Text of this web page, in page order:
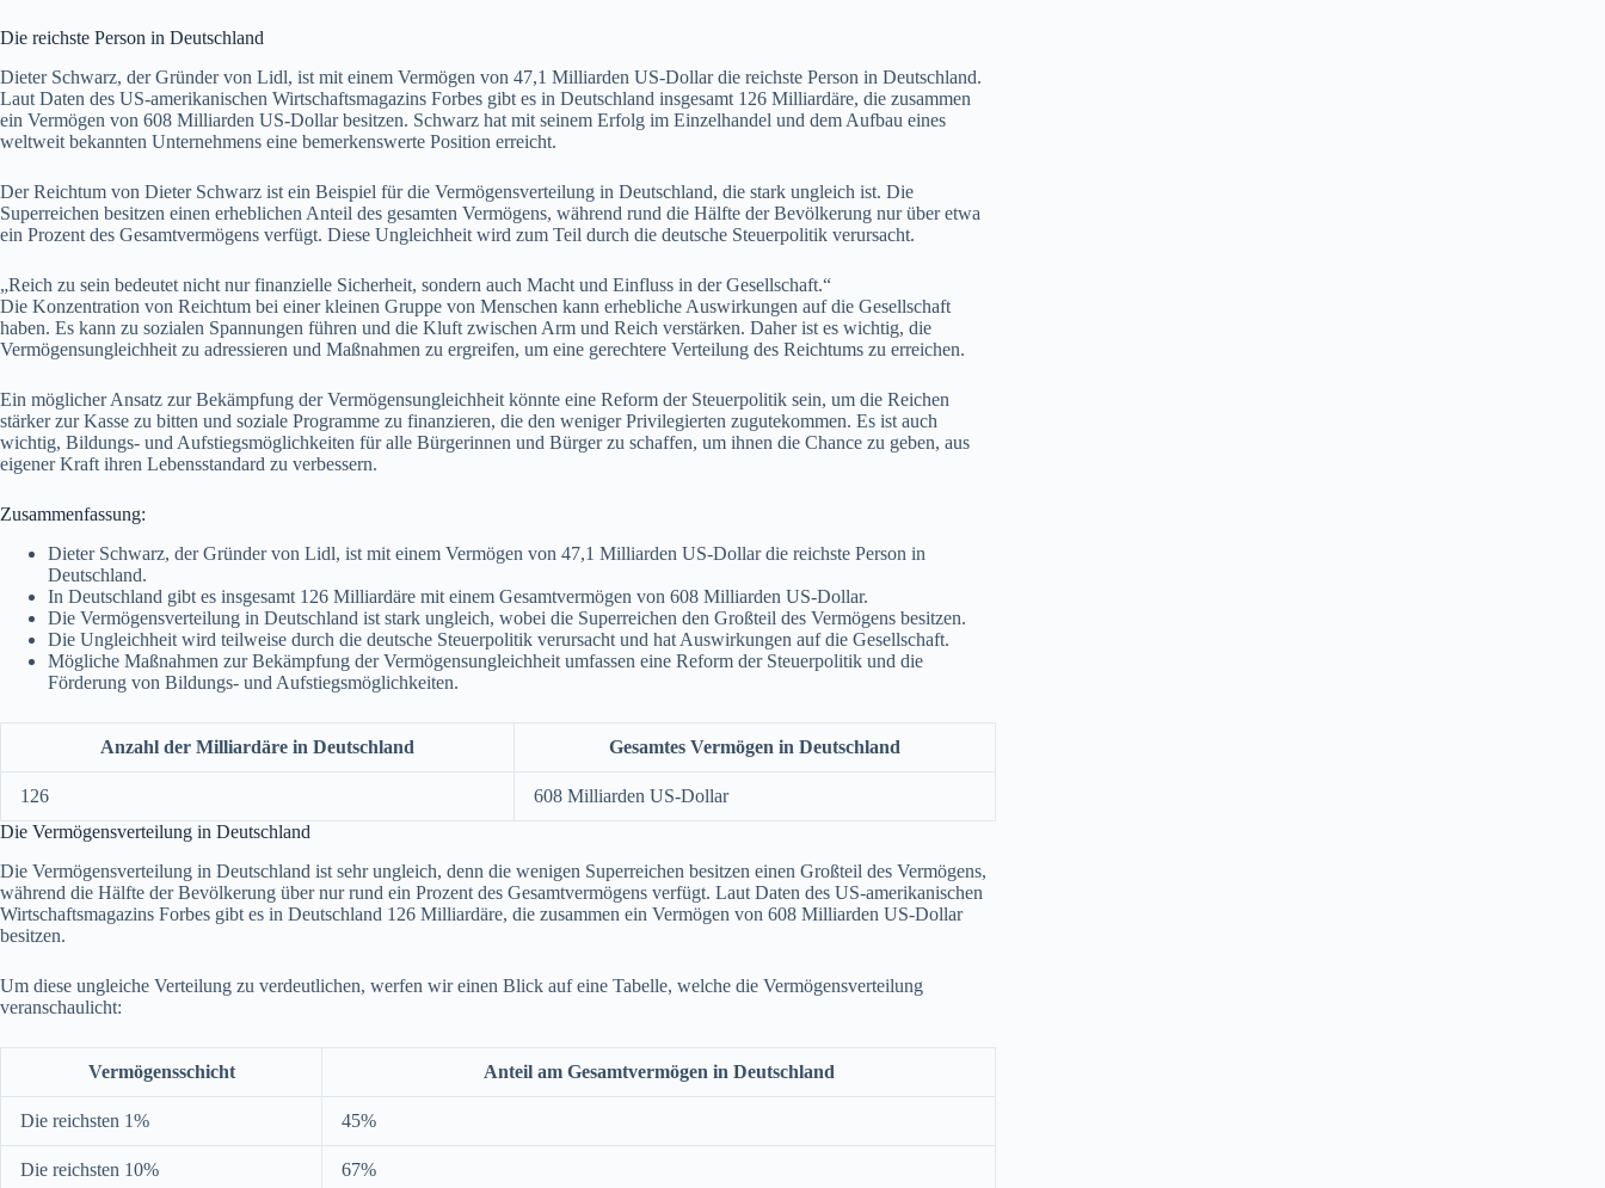
Die reichste Person in Deutschland
Dieter Schwarz, der Gründer von Lidl, ist mit einem Vermögen von 47,1 Milliarden US-Dollar die reichste Person in Deutschland.
Laut Daten des US-amerikanischen Wirtschaftsmagazins Forbes gibt es in Deutschland insgesamt 126 Milliardäre, die zusammen
ein Vermögen von 608 Milliarden US-Dollar besitzen. Schwarz hat mit seinem Erfolg im Einzelhandel und dem Aufbau eines
weltweit bekannten Unternehmens eine bemerkenswerte Position erreicht.
Der Reichtum von Dieter Schwarz ist ein Beispiel für die Vermögensverteilung in Deutschland, die stark ungleich ist. Die
Superreichen besitzen einen erheblichen Anteil des gesamten Vermögens, während rund die Hälfte der Bevölkerung nur über etwa
ein Prozent des Gesamtvermögens verfügt. Diese Ungleichheit wird zum Teil durch die deutsche Steuerpolitik verursacht.
„Reich zu sein bedeutet nicht nur finanzielle Sicherheit, sondern auch Macht und Einfluss in der Gesellschaft.“
Die Konzentration von Reichtum bei einer kleinen Gruppe von Menschen kann erhebliche Auswirkungen auf die Gesellschaft
haben. Es kann zu sozialen Spannungen führen und die Kluft zwischen Arm und Reich verstärken. Daher ist es wichtig, die
Vermögensungleichheit zu adressieren und Maßnahmen zu ergreifen, um eine gerechtere Verteilung des Reichtums zu erreichen.
Ein möglicher Ansatz zur Bekämpfung der Vermögensungleichheit könnte eine Reform der Steuerpolitik sein, um die Reichen
stärker zur Kasse zu bitten und soziale Programme zu finanzieren, die den weniger Privilegierten zugutekommen. Es ist auch
wichtig, Bildungs- und Aufstiegsmöglichkeiten für alle Bürgerinnen und Bürger zu schaffen, um ihnen die Chance zu geben, aus
eigener Kraft ihren Lebensstandard zu verbessern.
Zusammenfassung:
Dieter Schwarz, der Gründer von Lidl, ist mit einem Vermögen von 47,1 Milliarden US-Dollar die reichste Person in
Deutschland.
In Deutschland gibt es insgesamt 126 Milliardäre mit einem Gesamtvermögen von 608 Milliarden US-Dollar.
Die Vermögensverteilung in Deutschland ist stark ungleich, wobei die Superreichen den Großteil des Vermögens besitzen.
Die Ungleichheit wird teilweise durch die deutsche Steuerpolitik verursacht und hat Auswirkungen auf die Gesellschaft.
Mögliche Maßnahmen zur Bekämpfung der Vermögensungleichheit umfassen eine Reform der Steuerpolitik und die
Förderung von Bildungs- und Aufstiegsmöglichkeiten.
Anzahl der Milliardäre in Deutschland Gesamtes Vermögen in Deutschland
126
608 Milliarden US-Dollar
Die Vermögensverteilung in Deutschland
Die Vermögensverteilung in Deutschland ist sehr ungleich, denn die wenigen Superreichen besitzen einen Großteil des Vermögens,
während die Hälfte der Bevölkerung über nur rund ein Prozent des Gesamtvermögens verfügt. Laut Daten des US-amerikanischen
Wirtschaftsmagazins Forbes gibt es in Deutschland 126 Milliardäre, die zusammen ein Vermögen von 608 Milliarden US-Dollar
besitzen.
Um diese ungleiche Verteilung zu verdeutlichen, werfen wir einen Blick auf eine Tabelle, welche die Vermögensverteilung
veranschaulicht:
Vermögensschicht Anteil am Gesamtvermögen in Deutschland
Die reichsten 1% 45%
Die reichsten 10% 67%